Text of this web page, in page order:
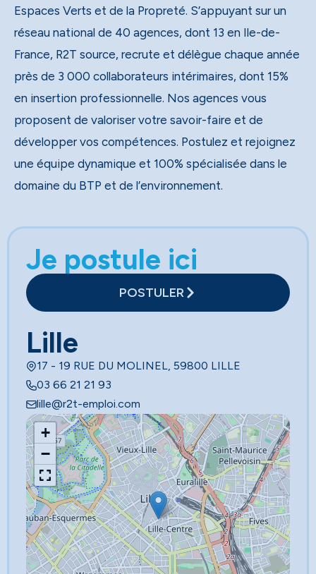
Espaces Verts et de la Propreté. S’appuyant sur un
réseau national de 40 agences, dont 13 en Ile-de-
France, R2T source, recrute et délègue chaque année
près de 3 000 collaborateurs intérimaires, dont 15%
en insertion professionnelle. Nos agences vous
proposent de valoriser votre savoir-faire et de
développer vos compétences. Postulez et rejoignez
une équipe dynamique et 100% spécialisée dans le
domaine du BTP et de l’environnement.
Je postule ici
POSTULER
Lille
17 - 19 RUE DU MOLINEL, 59800 LILLE
03 66 21 21 93
lille@r2t-emploi.com
+
−